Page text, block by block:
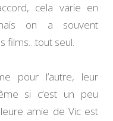
cela varie en
on a souvent
films…tout seul.
pour l’autre, leur
si c’est un peu
amie de Vic est